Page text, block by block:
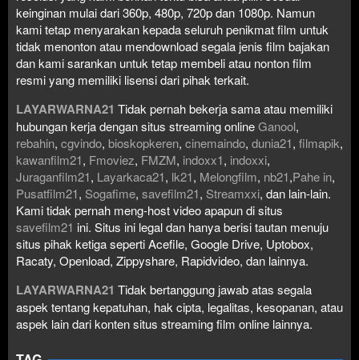
keinginan mulai dari 360p, 480p, 720p dan 1080p. Namun
kami tetap menyarakan kepada seluruh penikmat film untuk
tidak menonton atau mendownload segala jenis film bajakan
dan kami sarankan untuk tetap membeli atau nonton film
resmi yang memiliki lisensi dari pihak terkait.
LAYARWARNA21 Tidak pernah bekerja sama atau memiliki
hubungan kerja dengan situs streaming onlineGanool,
rebahin, cgvindo, bioskopkeren, cinemaindo, dunia21, filmapik,
kawanfilm21, Fmoviez, FMZM, indoxx1, indoxxi,
Juraganfilm21, Layarkaca21, lk21, Melongfilm, nb21,Pahe in,
Pusatfilm21, Sogafime, savefilm21, Streamxxi, dan lain-lain.
Kami tidak pernah meng-host video apapun di situs
savefilm21 ini. Situs ini legal dan hanya berisi tautan menuju
situs pihak ketiga seperti Acefile, Google Drive, Uptobox,
Racaty, Openload, Zippyshare, Rapidvideo, dan lainnya.
LAYARWARNA21 Tidak bertanggung jawab atas segala
aspek tentang kepatuhan, hak cipta, legalitas, kesopanan, atau
aspek lain dari konten situs streaming film online lainnya.